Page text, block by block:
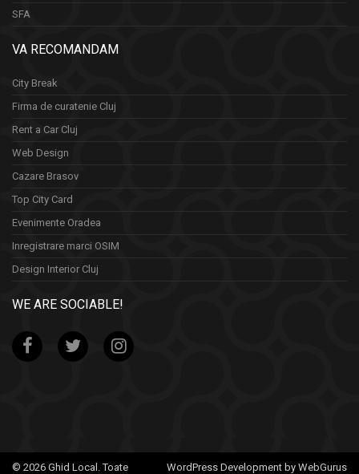
SFA
VA RECOMANDAM
City Break
Firma de curatenie Cluj
Rent a Car Cluj
Web Design
Cazare Brasov
Top City Card
Evenimente Oradea
Inregistrare marci OSIM
Design Interior Cluj
WE ARE SOCIABLE!
WordPress Development by WebGurus
© 2026 Ghid Local. Toate